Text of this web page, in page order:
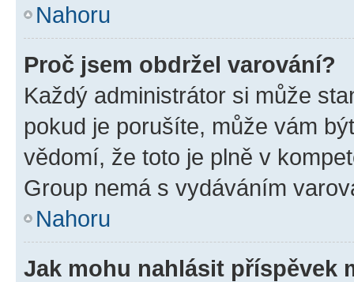
Nahoru
Proč jsem obdržel varování?
Každý administrátor si může
pokud je porušíte, může vám
vědomí, že toto je plně v
Group nemá s vydáváním
Nahoru
Jak mohu nahlásit příspěvek